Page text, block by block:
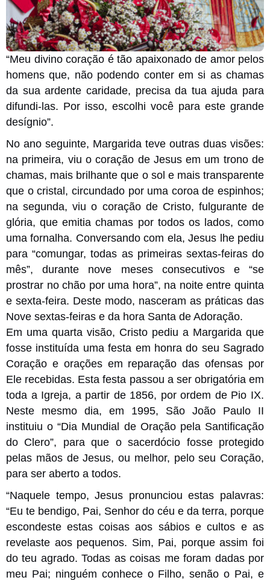
“Meu divino coração é tão apaixonado de amor pelos
homens que, não podendo conter em si as chamas
da sua ardente caridade, precisa da tua ajuda para
difundi-las. Por isso, escolhi você para este grande
desígnio”.
No ano seguinte, Margarida teve outras duas visões:
na primeira, viu o coração de Jesus em um trono de
chamas, mais brilhante que o sol e mais transparente
que o cristal, circundado por uma coroa de espinhos;
na segunda, viu o coração de Cristo, fulgurante de
glória, que emitia chamas por todos os lados, como
uma fornalha. Conversando com ela, Jesus lhe pediu
para “comungar, todas as primeiras sextas-feiras do
mês”, durante nove meses consecutivos e “se
prostrar no chão por uma hora”, na noite entre quinta
e sexta-feira. Deste modo, nasceram as práticas das
Nove sextas-feiras e da hora Santa de Adoração.
Em uma quarta visão, Cristo pediu a Margarida que
fosse instituída uma festa em honra do seu Sagrado
Coração e orações em reparação das ofensas por
Ele recebidas. Esta festa passou a ser obrigatória em
toda a Igreja, a partir de 1856, por ordem de Pio IX.
Neste mesmo dia, em 1995, São João Paulo II
instituiu o “Dia Mundial de Oração pela Santificação
do Clero”, para que o sacerdócio fosse protegido
pelas mãos de Jesus, ou melhor, pelo seu Coração,
para ser aberto a todos.
“Naquele tempo, Jesus pronunciou estas palavras:
“Eu te bendigo, Pai, Senhor do céu e da terra, porque
escondeste estas coisas aos sábios e cultos e as
revelaste aos pequenos. Sim, Pai, porque assim foi
do teu agrado. Todas as coisas me foram dadas por
meu Pai; ninguém conhece o Filho, senão o Pai, e